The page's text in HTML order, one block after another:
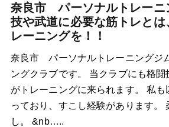
奈良市 パーソナルトレーニ
技や武道に必要な筋トレとは
レーニングを！！
奈良市 パーソナルトレーニングジ
ングクラブです。 当クラブにも格
がトレーニングに来られます。 私も
っており、すこし経験があります。
し。 &nb…..